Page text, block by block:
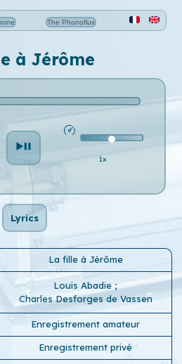
The Phonoflux
à Jérôme
1x
Lyrics
La fille à Jérôme
Louis Abadie ;
Charles Desforges de Vassen
Enregistrement amateur
Enregistrement privé